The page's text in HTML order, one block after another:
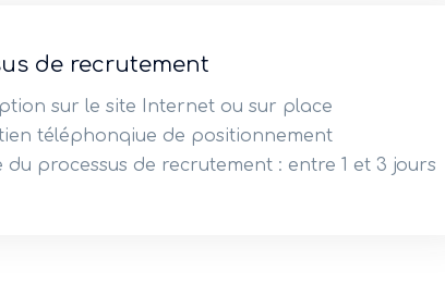
de recrutement
sur le site Internet ou sur place
téléphonqiue de positionnement
du processus de recrutement : entre 1 et 3 jours